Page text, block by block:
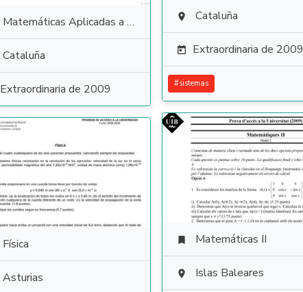
 Cataluña
 Extraordinaria de 2009
#sistemas
Matemáticas Aplicadas a las Ciencias Sociales
Cataluña
Extraordinaria de 2009
 Matemáticas II
 Islas Baleares
Física
Asturias